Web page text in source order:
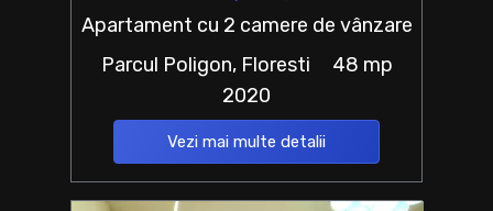
Apartament cu 2 camere de vânzare
Parcul Poligon, Floresti
48 mp
2020
Vezi mai multe detalii